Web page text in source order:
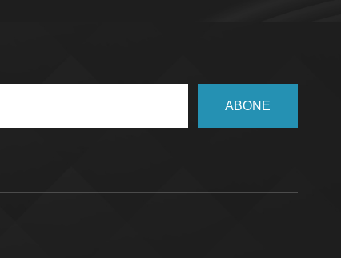
ABONE